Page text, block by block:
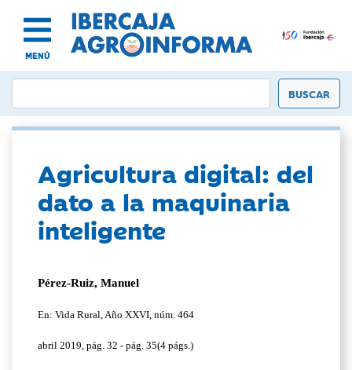
MENÚ
Agricultura digital: del
dato a la maquinaria
inteligente
Pérez-Ruiz, Manuel
En: Vida Rural, Año XXVI, núm. 464
abril 2019, pág. 32 - pág. 35(4 págs.)